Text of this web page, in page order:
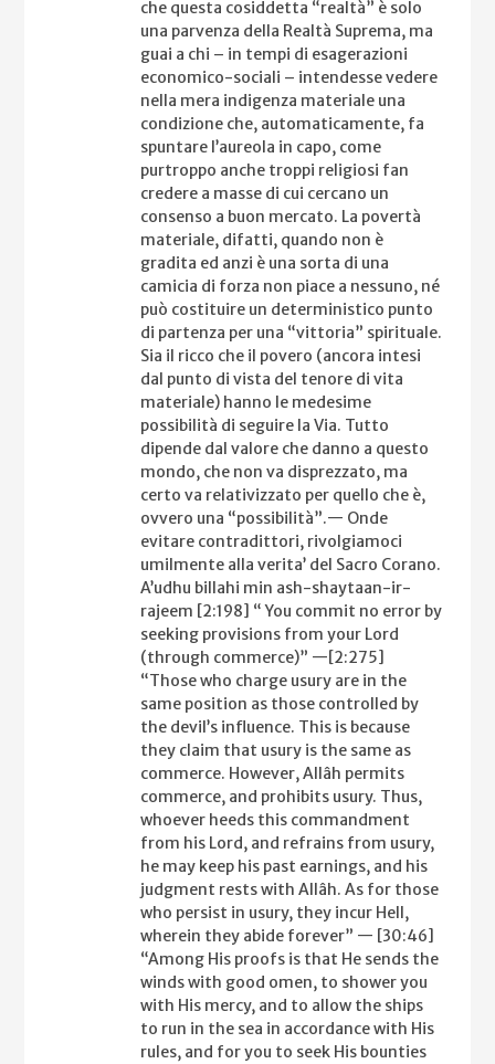
che questa cosiddetta “realtà” è solo
una parvenza della Realtà Suprema, ma
guai a chi – in tempi di esagerazioni
economico-sociali – intendesse vedere
nella mera indigenza materiale una
condizione che, automaticamente, fa
spuntare l’aureola in capo, come
purtroppo anche troppi religiosi fan
credere a masse di cui cercano un
consenso a buon mercato. La povertà
materiale, difatti, quando non è
gradita ed anzi è una sorta di una
camicia di forza non piace a nessuno, né
può costituire un deterministico punto
di partenza per una “vittoria” spirituale.
Sia il ricco che il povero (ancora intesi
dal punto di vista del tenore di vita
materiale) hanno le medesime
possibilità di seguire la Via. Tutto
dipende dal valore che danno a questo
mondo, che non va disprezzato, ma
certo va relativizzato per quello che è,
ovvero una “possibilità”.— Onde
evitare contradittori, rivolgiamoci
umilmente alla verita’ del Sacro Corano.
A’udhu billahi min ash-shaytaan-ir-
rajeem [2:198] “ You commit no error by
seeking provisions from your Lord
(through commerce)” —[2:275]
“Those who charge usury are in the
same position as those controlled by
the devil’s influence. This is because
they claim that usury is the same as
commerce. However, Allâh permits
commerce, and prohibits usury. Thus,
whoever heeds this commandment
from his Lord, and refrains from usury,
he may keep his past earnings, and his
judgment rests with Allâh. As for those
who persist in usury, they incur Hell,
wherein they abide forever” — [30:46]
“Among His proofs is that He sends the
winds with good omen, to shower you
with His mercy, and to allow the ships
to run in the sea in accordance with His
rules, and for you to seek His bounties